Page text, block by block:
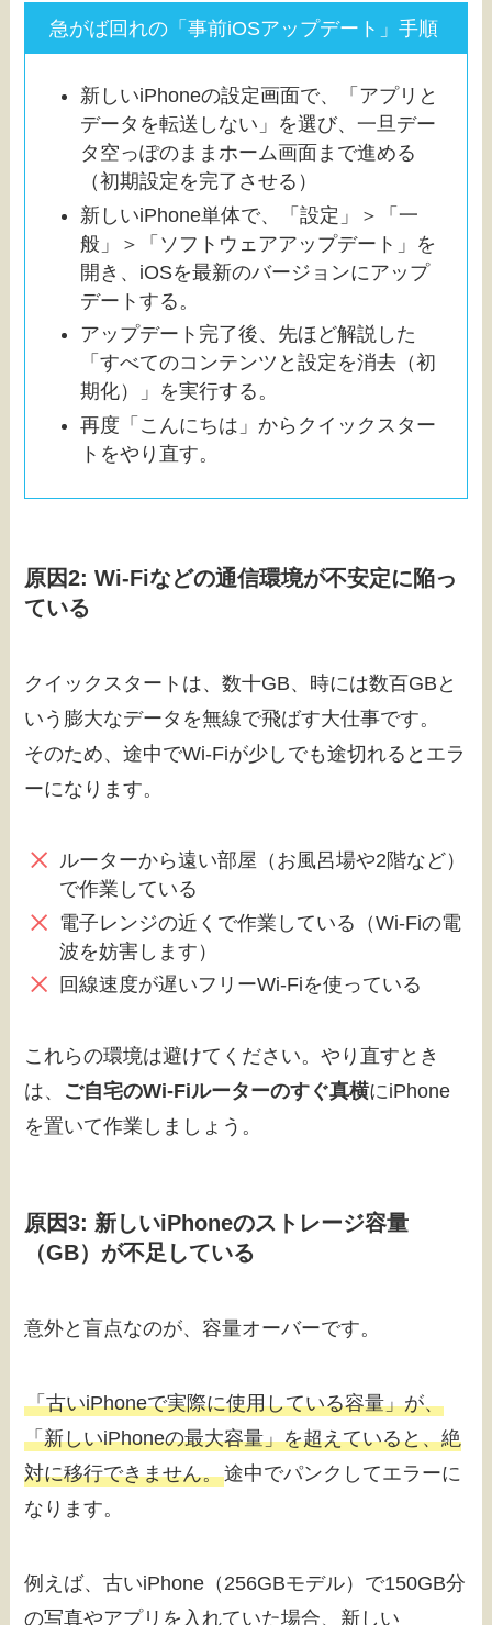
急がば回れの「事前iOSアップデート」手順
新しいiPhoneの設定画面で、「アプリと
データを転送しない」を選び、一旦デー
タ空っぽのままホーム画面まで進める
（初期設定を完了させる）
新しいiPhone単体で、「設定」＞「一
般」＞「ソフトウェアアップデート」を
開き、iOSを最新のバージョンにアップ
デートする。
アップデート完了後、先ほど解説した
「すべてのコンテンツと設定を消去（初
期化）」を実行する。
再度「こんにちは」からクイックスター
トをやり直す。
原因2: Wi-Fiなどの通信環境が不安定に陥っ
ている
クイックスタートは、数十GB、時には数百GBと
いう膨大なデータを無線で飛ばす大仕事です。
そのため、途中でWi-Fiが少しでも途切れるとエラ
ーになります。
ルーターから遠い部屋（お風呂場や2階など）
で作業している
電子レンジの近くで作業している（Wi-Fiの電
波を妨害します）
回線速度が遅いフリーWi-Fiを使っている
これらの環境は避けてください。やり直すとき
は、 ご自宅のWi-Fiルーターのすぐ真横にiPhone
を置いて作業しましょう。
原因3: 新しいiPhoneのストレージ容量
（GB）が不足している
意外と盲点なのが、容量オーバーです。
「古いiPhoneで実際に使用している容量」が、
「新しいiPhoneの最大容量」を超えていると、絶
対に移行できません。途中でパンクしてエラーに
なります。
例えば、古いiPhone（256GBモデル）で150GB分
の写真やアプリを入れていた場合、新しい